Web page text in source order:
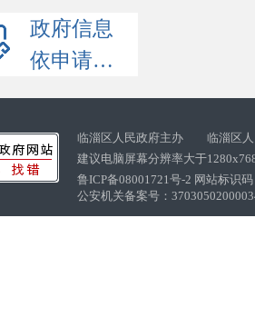
政府信息
依申请公开
临淄区人民政府主办 临淄区人
建议电脑屏幕分辨率大于
鲁ICP备08001721号-2 网站标识
公安机关备案号：